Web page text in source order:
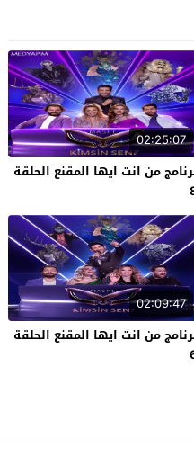
02:25:07
من انت ايها المقنع الحلقة
02:09:47
من انت ايها المقنع الحلقة